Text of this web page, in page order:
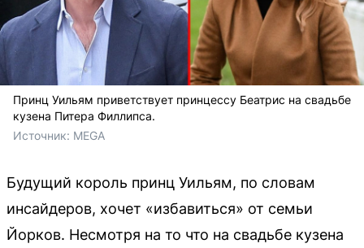
Принц Уильям приветствует принцессу Беатрис на свадьбе
кузена Питера Филлипса.
Источник: MEGA
Будущий король принц Уильям, по словам
инсайдеров, хочет «избавиться» от семьи
Йорков. Несмотря на то что на свадьбе кузена